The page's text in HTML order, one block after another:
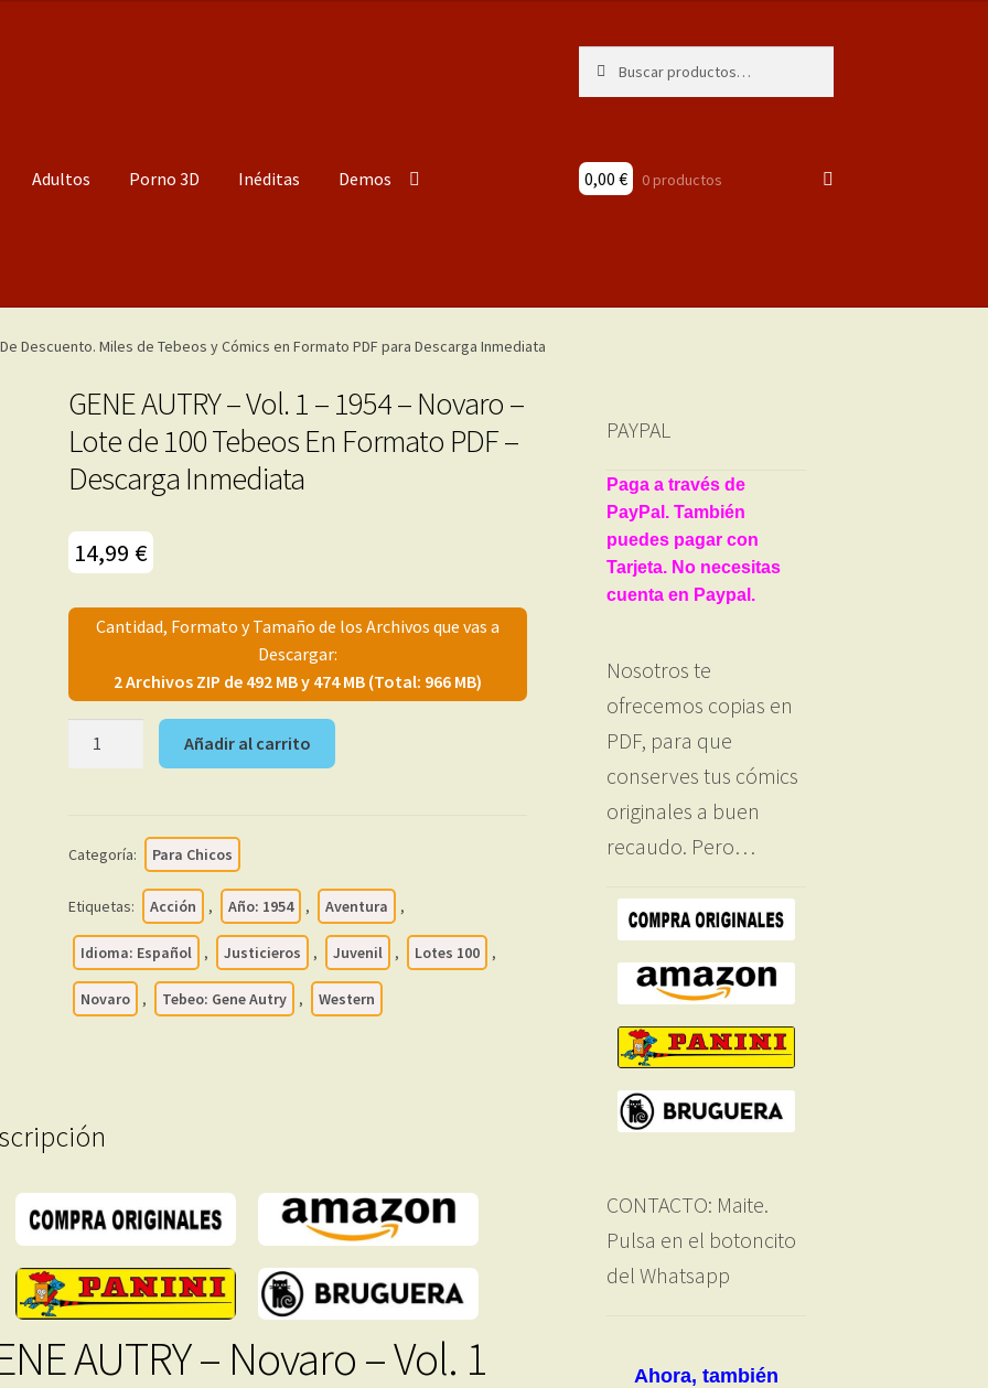
por:
Adultos Porno 3D Inéditas Demos 0,00 € 0 productos
GENE AUTRY – Vol. 1 – 1954 – Novaro –
Lote de 100 Tebeos En Formato PDF –
Descarga Inmediata
14,99 €
Cantidad, Formato y Tamaño de los Archivos que vas a
Descargar:
2 Archivos ZIP de 492 MB y 474 MB (Total: 966 MB)
1954
Novaro
-
Lote
Formato
-
Descarga
cantidad
Añadir al carrito
Categoría: Para Chicos
Etiquetas: Acción , Año: 1954 , Aventura ,
Idioma: Español , Justicieros , Juvenil , Lotes 100 ,
Novaro , Tebeo: Gene Autry , Western
AUTRY – Novaro – Vol. 1
PAYPAL
Paga a través de
PayPal. También
puedes pagar con
Tarjeta. No necesitas
cuenta en Paypal.
Nosotros te
ofrecemos copias en
PDF, para que
conserves tus cómics
originales a buen
recaudo. Pero…
CONTACTO: Maite.
Pulsa en el botoncito
del Whatsapp
Ahora, también